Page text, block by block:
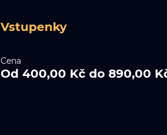
Vstupenky
Cena
Od 400,00 Kč do 890,00